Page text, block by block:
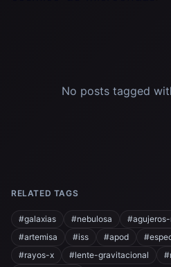
No posts tagged
RELATED TAGS
#galaxias #nebulosa
#artemisa
#iss #apod
#rayos-x
#lente-gravitacional